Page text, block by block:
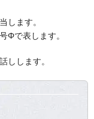
します。
Φで表します。
しします。